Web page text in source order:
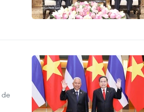
de